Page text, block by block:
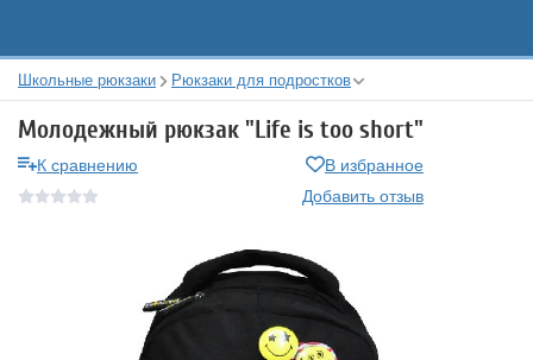
Школьные рюкзаки Рюкзаки для подростков
Молодежный рюкзак "Life is too short"
К сравнению
В избранное
Добавить отзыв